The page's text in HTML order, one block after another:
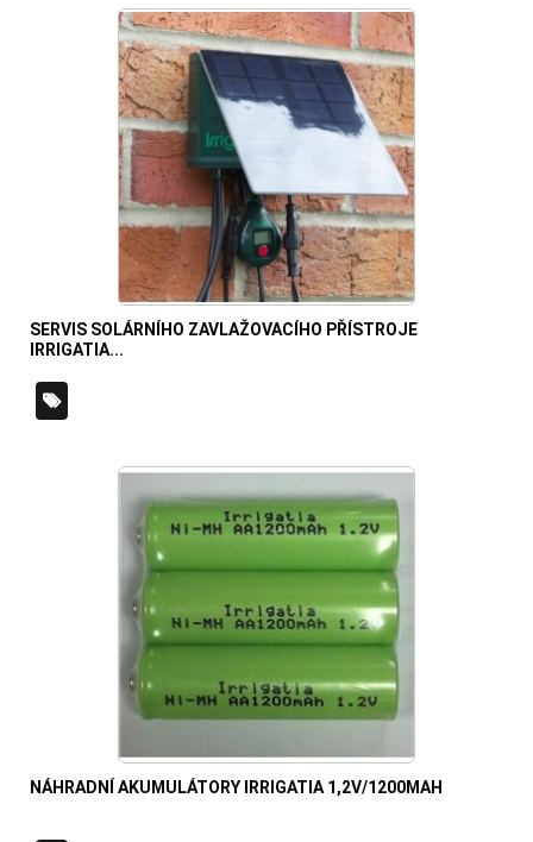
SERVIS SOLÁRNÍHO ZAVLAŽOVACÍHO PŘÍSTROJE
IRRIGATIA...
NÁHRADNÍ AKUMULÁTORY IRRIGATIA 1,2V/1200MAH